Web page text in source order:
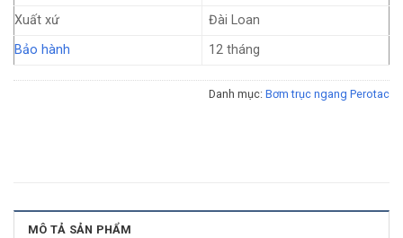
Xuất xứ
Đài Loan
Bảo hành
12 tháng
Danh mục: Bơm trục ngang Perotac
MÔ TẢ SẢN PHẨM